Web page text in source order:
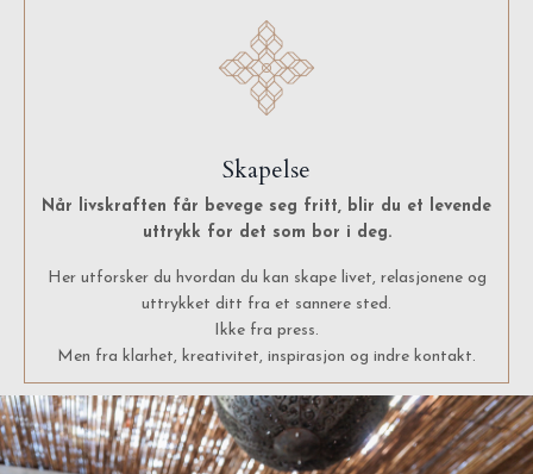
Skapelse
Når livskraften får bevege seg fritt, blir du et levende
uttrykk for det som bor i deg.
Her utforsker du hvordan du kan skape livet, relasjonene og
uttrykket ditt fra et sannere sted.
Ikke fra press.
Men fra klarhet, kreativitet, inspirasjon og indre kontakt.